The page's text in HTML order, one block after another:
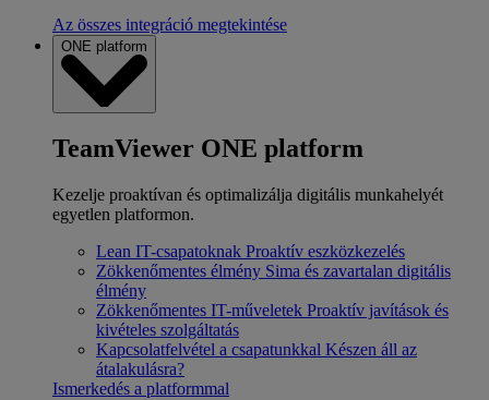
Az összes integráció megtekintése
ONE platform
TeamViewer ONE platform
Kezelje proaktívan és optimalizálja digitális munkahelyét
egyetlen platformon.
Lean IT-csapatoknak Proaktív eszközkezelés
Zökkenőmentes élmény Sima és zavartalan digitális
élmény
Zökkenőmentes IT-műveletek Proaktív javítások és
kivételes szolgáltatás
Kapcsolatfelvétel a csapatunkkal Készen áll az
átalakulásra?
Ismerkedés a platformmal